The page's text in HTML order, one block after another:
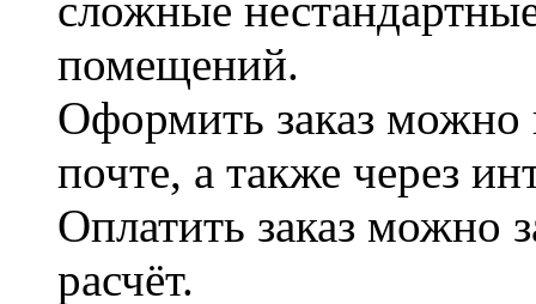
помещений.
Оформить заказ можно
почте, а также через
Оплатить заказ можно
расчёт.